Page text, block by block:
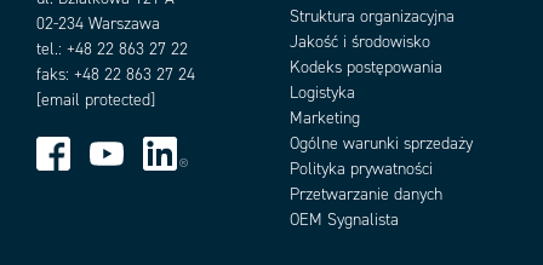
Add as new cart row
02-234 Warszawa
tel.: +48 22 863 27 22
faks: +48 22 863 27 24
[email protected]
Struktura organizacyjna
Jakość i środowisko
Kodeks postępowania
Logistyka
Marketing
Ogólne warunki sprzedaży
Polityka prywatności
Przetwarzanie danych
OEM Sygnalista